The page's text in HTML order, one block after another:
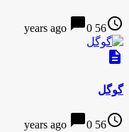
access_time
56 years ago
chat_bubble0
description
گوگل
access_time
56 years ago
chat_bubble0